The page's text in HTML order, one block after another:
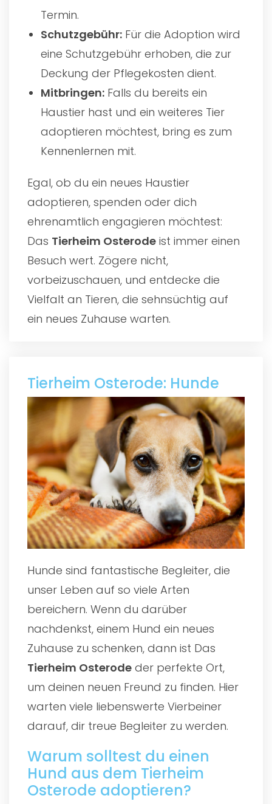
Termin.
Schutzgebühr: Für die Adoption wird
eine Schutzgebühr erhoben, die zur
Deckung der Pflegekosten dient.
Mitbringen: Falls du bereits ein
Haustier hast und ein weiteres Tier
adoptieren möchtest, bring es zum
Kennenlernen mit.
Egal, ob du ein neues Haustier
adoptieren, spenden oder dich
ehrenamtlich engagieren möchtest:
Das Tierheim Osterode ist immer einen
Besuch wert. Zögere nicht,
vorbeizuschauen, und entdecke die
Vielfalt an Tieren, die sehnsüchtig auf
ein neues Zuhause warten.
Tierheim Osterode: Hunde
Hunde sind fantastische Begleiter, die
unser Leben auf so viele Arten
bereichern. Wenn du darüber
nachdenkst, einem Hund ein neues
Zuhause zu schenken, dann ist Das
Tierheim Osterode der perfekte Ort,
um deinen neuen Freund zu finden. Hier
warten viele liebenswerte Vierbeiner
darauf, dir treue Begleiter zu werden.
Warum solltest du einen
Hund aus dem Tierheim
Osterode adoptieren?